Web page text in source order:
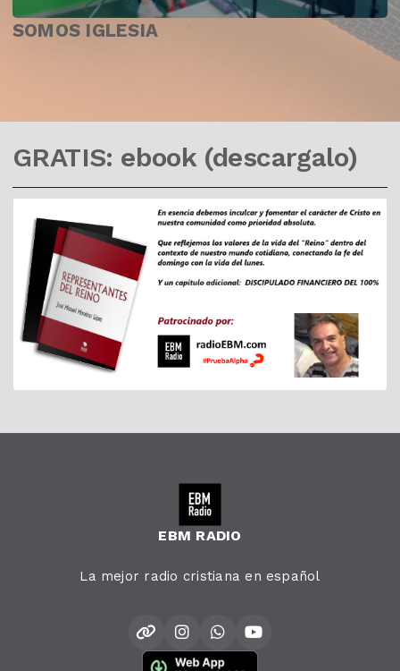
SOMOS IGLESIA
GRATIS: ebook (descargalo)
EBM RADIO
La mejor radio cristiana en español